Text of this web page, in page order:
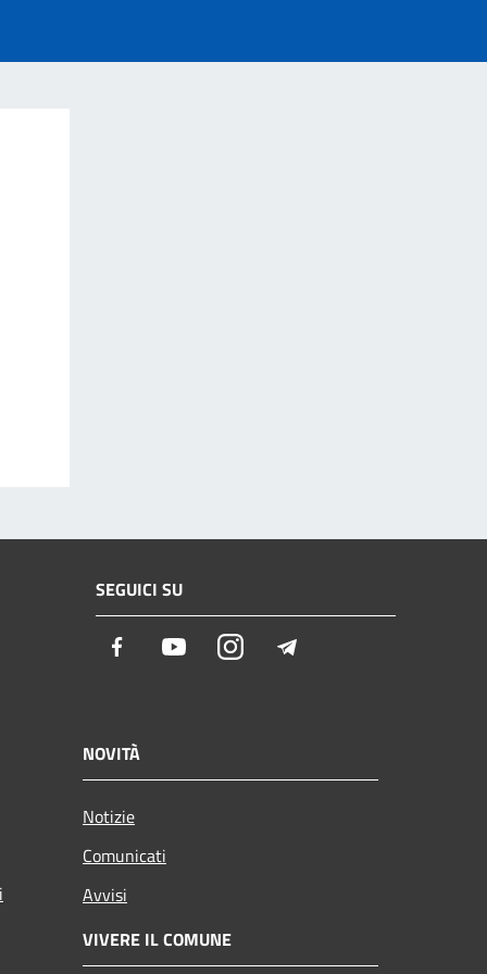
SEGUICI SU
Facebook YoutubeInstagram
NOVITÀ
Notizie
Comunicati
Avvisi
VIVERE IL COMUNE